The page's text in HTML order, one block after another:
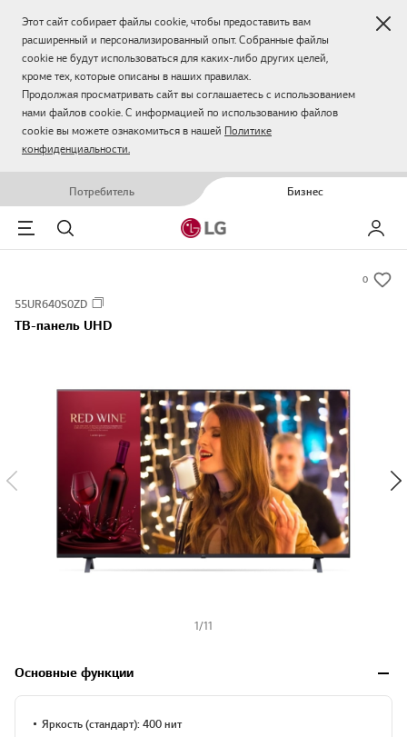
Этот сайт собирает файлы cookie, чтобы предоставить вам
расширенный и персонализированный опыт. Собранные файлы
cookie не будут использоваться для каких-либо других целей,
кроме тех, которые описаны в наших правилах.
Продолжая просматривать сайт вы соглашаетесь с использованием
нами файлов cookie. С информацией по использованию файлов
cookie вы можете ознакомиться в нашей Политике
конфиденциальности.
Потребитель Бизнес
Menu
Поиск Мой LG
0
s
55UR640S0ZD
ТВ-панель UHD
1/11
Основные функции
Яркость (стандарт): 400 нит